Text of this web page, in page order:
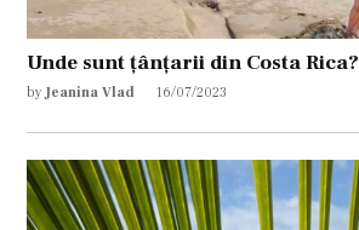
Unde sunt țânțarii din Costa Rica?
by Jeanina Vlad 16/07/2023